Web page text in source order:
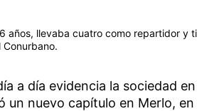
años, llevaba cuatro como repartidor y
a día evidencia la sociedad
un nuevo capítulo en Merlo,